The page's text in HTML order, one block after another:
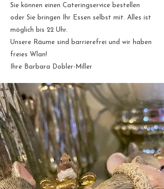
Sie können einen Cateringservice bestellen
oder Sie bringen Ihr Essen selbst mit. Alles ist
möglich bis 22 Uhr.
Unsere Räume sind barrierefrei und wir haben
freies Wlan!
Ihre Barbara Dobler-Miller